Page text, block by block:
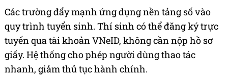
Các trường đẩy mạnh ứng dụng nền tảng số vào
quy trình tuyển sinh. Thí sinh có thể đăng ký trực
tuyến qua tài khoản VNeID, không cần nộp hồ sơ
giấy. Hệ thống cho phép người dùng thao tác
nhanh, giảm thủ tục hành chính.